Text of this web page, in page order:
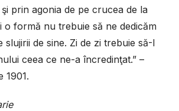
prin agonia de pe crucea de la
o formă nu trebuie să ne dedicăm
slujirii de sine. Zi de zi trebuie să-I
ceea ce ne-a încredinţat.” –
1901.